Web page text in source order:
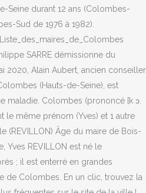
Seine durant 12 ans (Colombes-
Sud de 1976 à 1982).
SARRE démissionne du
2020, Alain Aubert, ancien conseiller
(Hauts-de-Seine), est
maladie. Colombes (prononcé [k ɔ.
le même prénom (Yves) et 1 autre
(REVILLON) Âge du maire de Bois-
Yves REVILLON est né le
; il est enterré en grandes
de Colombes. En un clic, trouvez la